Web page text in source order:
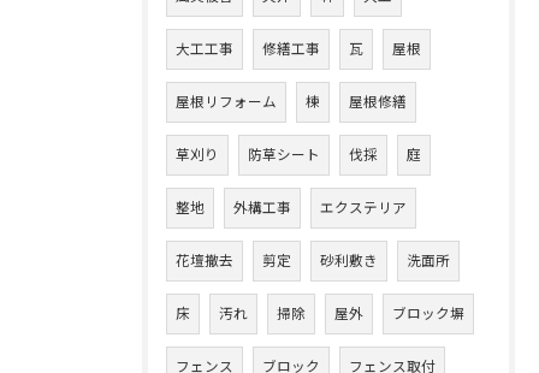
大工工事 修繕工事 瓦 屋根
屋根リフォーム 棟 屋根修繕
草刈り 防草シート 伐採 庭
整地 外構工事 エクステリア
花壇撤去 剪定 砂利敷き 洗面所
床 汚れ 掃除 屋外 ブロック塀
フェンス ブロック フェンス取付